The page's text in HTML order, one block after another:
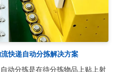
快递自动分拣解决方案
动分拣是在待分拣物品上贴上射